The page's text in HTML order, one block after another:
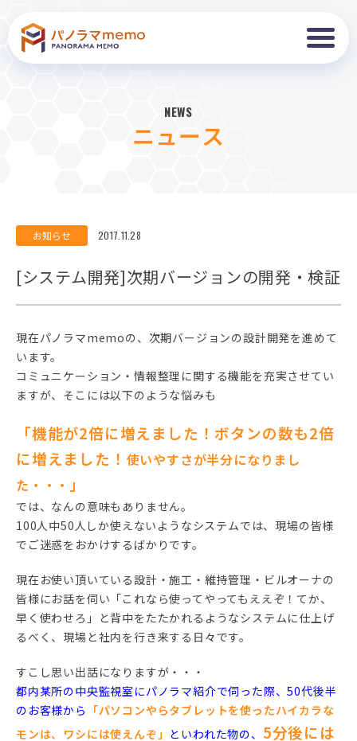
NEWS
ニュース
お知らせ 2017.11.28
[システム開発]次期バージョンの開発・検証
現在パノラマmemoの、次期バージョンの設計開発を進めて
います。
コミュニケーション・情報整理に関する機能を充実させてい
ますが、そこには以下のような悩みも
「機能が2倍に増えました！ボタンの数も2倍
に増えました！ 使いやすさが半分になりまし
た・・・ 」
では、なんの意味もありません。
100人中50人しか使えないようなシステムでは、現場の皆様
でご迷惑をおかけするばかりです。
現在お使い頂いている設計・施工・維持管理・ビルオーナの
皆様にお話を伺い「これなら使ってやってもええぞ！てか、
早く使わせろ」と背中をたたかれるようなシステムに仕上げ
るべく、現場と社内を行き来する日々です。
すこし思い出話になりますが・・・
都内某所の中央監視室にパノラマ紹介で伺った際、50代後半
のお客様から 「パソコンやらタブレットを使ったハイカラな
モンは、ワシには使えんぞ」 といわれた物の、 5分後には